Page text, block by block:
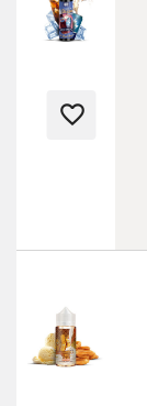
favorite_border